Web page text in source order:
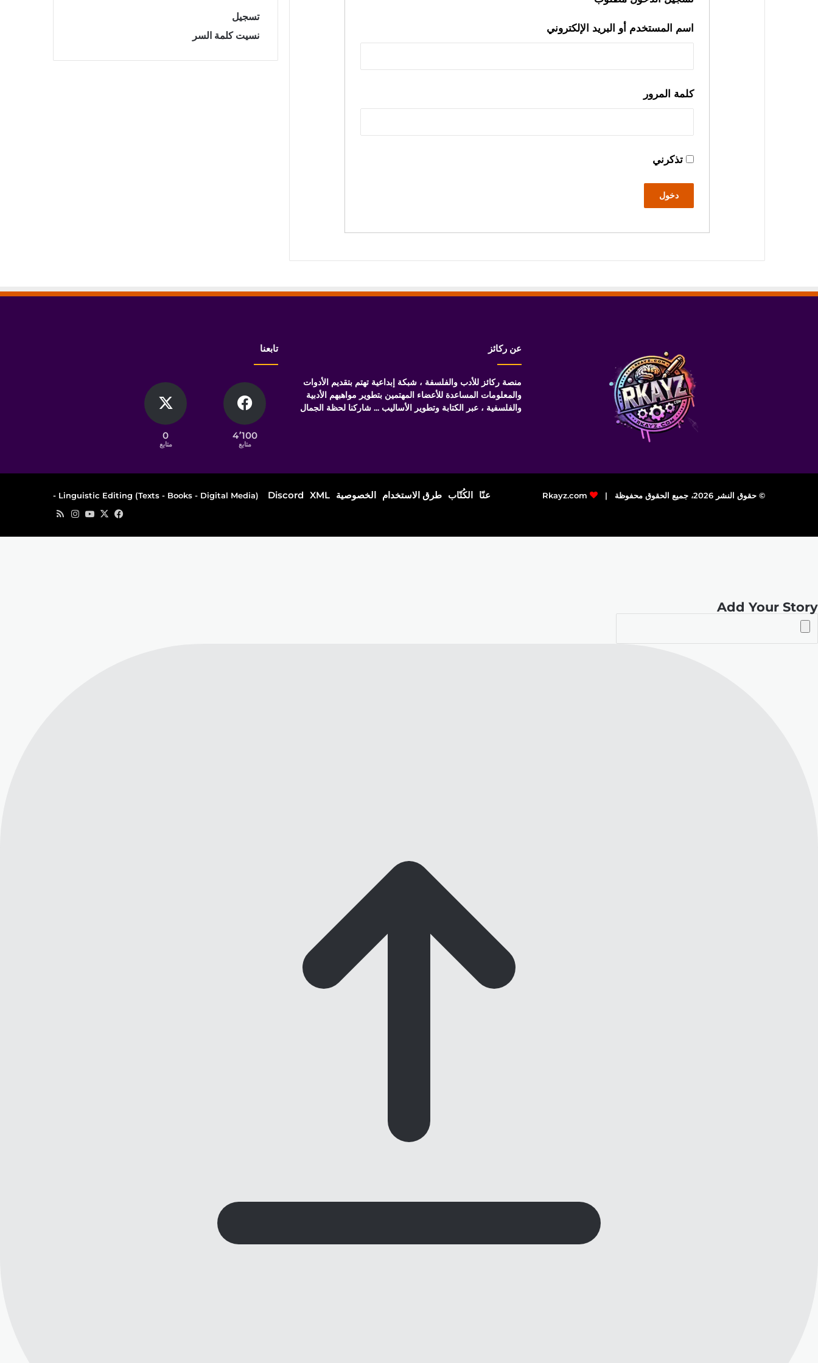
اسم المستخدم أو البريد الإلكتروني
كلمة المرور
تذكرني
تسجيل
نسيت كلمة السر
عن ركائز
منصة ركائز للأدب والفلسفة ، شبكة إبداعية تهتم بتقديم الأدوات
والمعلومات المساعدة للأعضاء المهتمين بتطوير مواهبهم الأدبية
والفلسفية ، عبر الكتابة وتطوير الأساليب ... شاركنا لحظة الجمال
تابعنا
4٬100
متابع
0
متابع
© حقوق النشر 2026، جميع الحقوق محفوظة | Rkayz.com
Linguistic Editing (Texts - Books - Digital Media) - عنّا الكُتّاب طرق الاستخدام الخصوصية XML
Discord
فيسبوك
‫X
‫YouTube
انستقرام
ملخص
Add Your Story